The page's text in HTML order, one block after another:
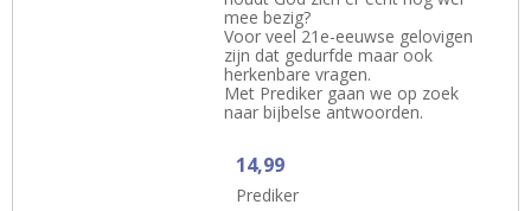
mee bezig?
Voor veel 21e-eeuwse gelovigen
zijn dat gedurfde maar ook
herkenbare vragen.
Met Prediker gaan we op zoek
naar bijbelse antwoorden.
14,99
Prediker